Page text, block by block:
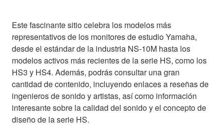
Este fascinante sitio celebra los modelos más
representativos de los monitores de estudio Yamaha,
desde el estándar de la industria NS-10M hasta los
modelos activos más recientes de la serie HS, como los
HS3 y HS4. Además, podrás consultar una gran
cantidad de contenido, incluyendo enlaces a reseñas de
ingenieros de sonido y artistas, así como información
interesante sobre la calidad del sonido y el concepto de
diseño de la serie HS.